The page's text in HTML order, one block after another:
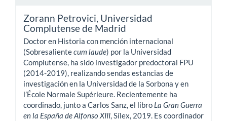
Zorann Petrovici, Universidad
Complutense de Madrid
Doctor en Historia con mención internacional
(Sobresalientecum laude) por la Universidad
Complutense, ha sido investigador predoctoral FPU
(2014-2019), realizando sendas estancias de
investigación en la Universidad de la Sorbona y en
l’École Normale Supérieure. Recientemente ha
coordinado, junto a Carlos Sanz, el libro La Gran Guerra
en la España de Alfonso XIII, Sílex, 2019. Es coordinador